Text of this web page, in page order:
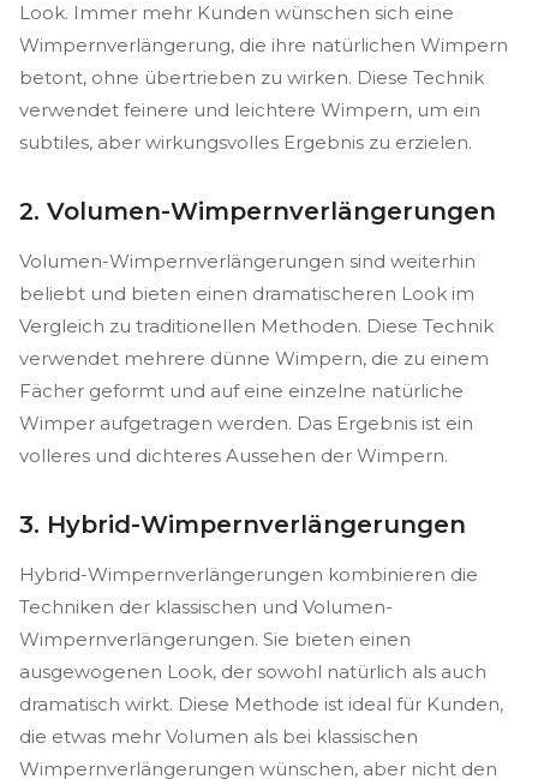
Look. Immer mehr Kunden wünschen sich eine
Wimpernverlängerung, die ihre natürlichen Wimpern
betont, ohne übertrieben zu wirken. Diese Technik
verwendet feinere und leichtere Wimpern, um ein
subtiles, aber wirkungsvolles Ergebnis zu erzielen.
2. Volumen-Wimpernverlängerungen
Volumen-Wimpernverlängerungen sind weiterhin
beliebt und bieten einen dramatischeren Look im
Vergleich zu traditionellen Methoden. Diese Technik
verwendet mehrere dünne Wimpern, die zu einem
Fächer geformt und auf eine einzelne natürliche
Wimper aufgetragen werden. Das Ergebnis ist ein
volleres und dichteres Aussehen der Wimpern.
3. Hybrid-Wimpernverlängerungen
Hybrid-Wimpernverlängerungen kombinieren die
Techniken der klassischen und Volumen-
Wimpernverlängerungen. Sie bieten einen
ausgewogenen Look, der sowohl natürlich als auch
dramatisch wirkt. Diese Methode ist ideal für Kunden,
die etwas mehr Volumen als bei klassischen
Wimpernverlängerungen wünschen, aber nicht den